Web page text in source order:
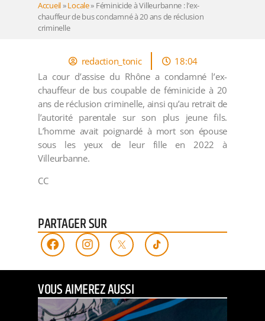
Accueil»Locale» Féminicide à Villeurbanne : l’ex-
chauffeur de bus condamné à 20 ans de réclusion
criminelle
redaction_tonic
18:04
La cour d’assise du Rhône a condamné l’ex-
chauffeur de bus coupable de féminicide à 20
ans de réclusion criminelle, ainsi qu’au retrait de
l’autorité parentale sur son plus jeune fils.
L’homme avait poignardé à mort son épouse
sous les yeux de leur fille en 2022 à
Villeurbanne.
CC
PARTAGER SUR
VOUS AIMEREZ AUSSI